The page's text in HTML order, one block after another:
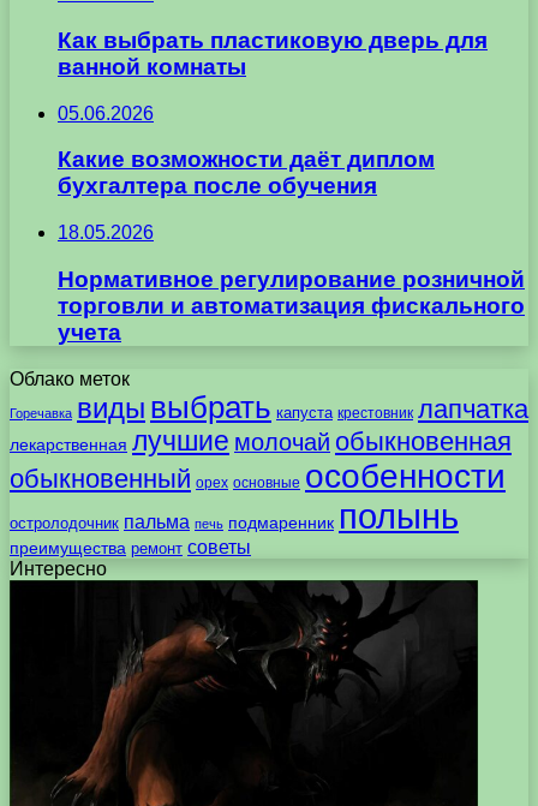
Как выбрать пластиковую дверь для
ванной комнаты
05.06.2026
Какие возможности даёт диплом
бухгалтера после обучения
18.05.2026
Нормативное регулирование розничной
торговли и автоматизация фискального
учета
Облако меток
Горечавка виды выбрать капуста крестовник лапчатка
лекарственная лучшие молочай обыкновенная
обыкновенный орех основные особенности
остролодочник пальма печь подмаренник полынь
преимущества ремонт советы
Интересно